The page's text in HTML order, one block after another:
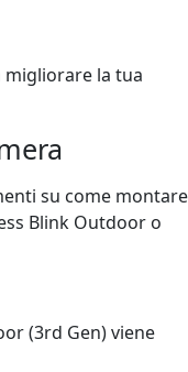
la tua
su come montare
Blink Outdoor o
(3rd Gen) viene